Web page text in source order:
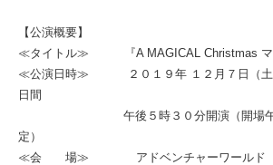
【公演概要】
≪タイトル≫ 『A MAGICAL Christmas マジ
≪公演日時≫ ２０１９年 １２月７日（土
日間
午後５時３０分開演（開場午後
定）
≪会 場≫ アドベンチャーワールド ビ